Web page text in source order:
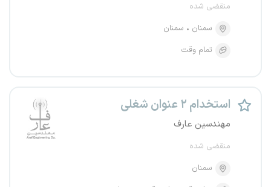
منقضی شده
سمنان
سمنان
تمام وقت
استخدام ۲ عنوان شغلی
مهندسین عارف
منقضی شده
سمنان